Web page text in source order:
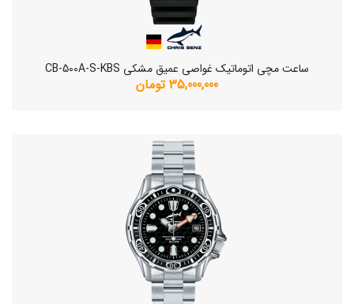
ساعت مچی اتوماتیک غواصی عمیق مشکی CB-500A-S-KBS
35,000,000 تومان